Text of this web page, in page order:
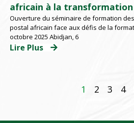
africain à la
Ouverture du séminaire de formation
postal africain face aux défis de la
octobre 2025 Abidjan, 6
Lire Plus
1 2 3 4